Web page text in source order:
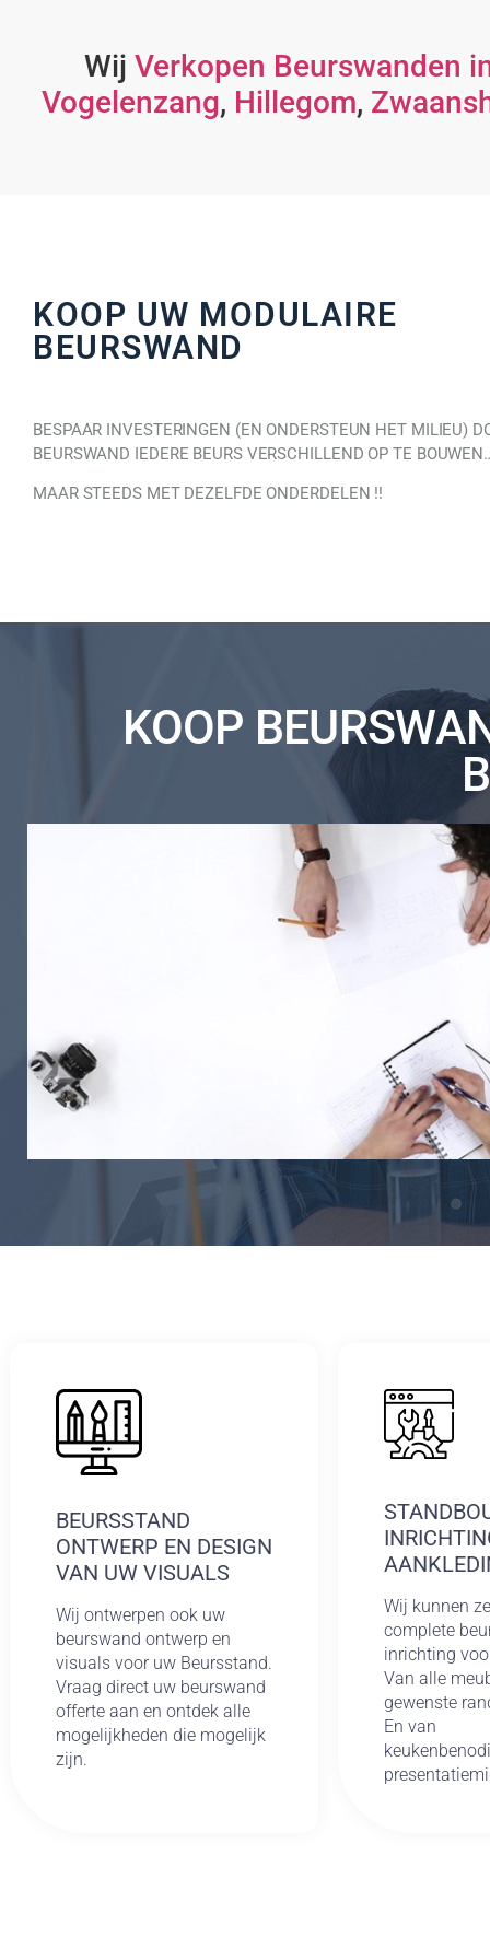
Wij Verkopen Beurswanden
Vogelenzang, Hillegom,
KOOP UW MODULAIRE
BEURSWAND
BESPAAR INVESTERINGEN (EN ONDERSTEUN HET MILIEU)
BEURSWAND IEDERE BEURS VERSCHILLEND OP TE
MAAR STEEDS MET DEZELFDE ONDERDELEN !!
KOOP
BEURSSTAND
ONTWERP EN DESIGN
VAN UW VISUALS
Wij ontwerpen ook uw
beurswand ontwerp en
visuals voor uw Beursstand.
Vraag direct uw beurswand
offerte aan en ontdek alle
mogelijkheden die mogelijk
zijn.
Wij kunnen
complete
inrichting
Van alle
gewenste
En van